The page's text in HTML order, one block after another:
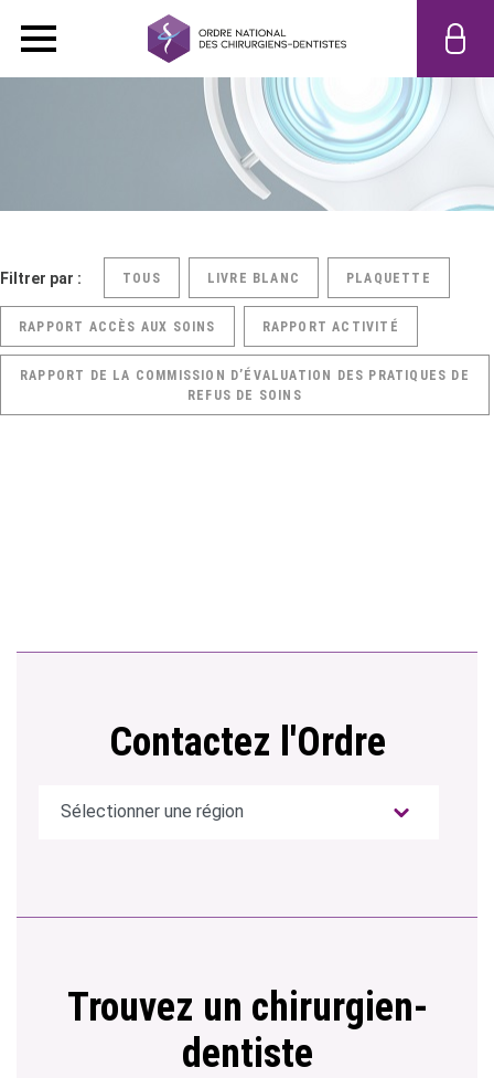
Filtrer par : TOUS LIVRE BLANC PLAQUETTE
RAPPORT ACCÈS AUX SOINS RAPPORT ACTIVITÉ
RAPPORT DE LA COMMISSION D’ÉVALUATION DES PRATIQUES DE
REFUS DE SOINS
Contactez l'Ordre
Trouvez un chirurgien-
dentiste